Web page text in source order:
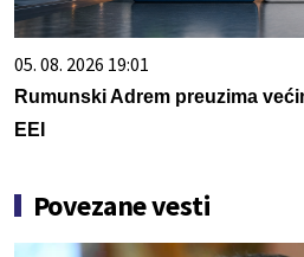
05. 08. 2026 19:01
Rumunski Adrem preuzima
EEI
Povezane vesti